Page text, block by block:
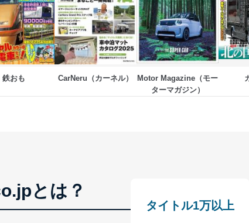
鉄おも CarNeru（カーネル）
Motor Magazine（モー
ターマガジン）
とは？
タイトル1万以上